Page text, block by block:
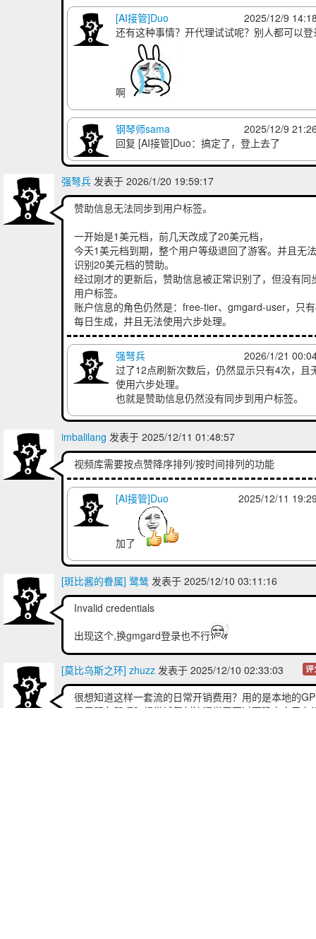
2025/12/9
[AI接管]Duo
还有这种事情？开代理试试呢？别人都可以登
啊
2025/12/9
钢琴师sama
回复 [AI接管]Duo：搞定了，登上去了
强弩兵 发表于 2026/1/20 19:59:17
赞助信息无法同步到用户标签。
一开始是1美元档，前几天改成了20美元档，
今天1美元档到期，整个用户等级退回了游客。并且无
识别20美元档的赞助。
经过刚才的更新后，赞助信息被正常识别了，但没有同
用户标签。
账户信息的角色仍然是：free-tier、gmgard-user，只
每日生成，并且无法使用六步处理。
2026/1/21
强弩兵
过了12点刷新次数后，仍然显示只有4次，且
使用六步处理。
也就是赞助信息仍然没有同步到用户标签。
imbalilang 发表于 2025/12/11 01:48:57
视频库需要按点赞降序排列/按时间排列的功能
2025/12/11
[AI接管]Duo
加了
[斑比酱的眷属] 鹭鸶 发表于 2025/12/10 03:11:16
Invalid credentials
出现这个,换gmgard登录也不行
[莫比乌斯之环] zhuzz 发表于 2025/12/10 02:33:03 评
很想知道这样一套流的日常开销费用？用的是本地的
是云服务器呢？想尝试复刻流程学习不过不确定自己有